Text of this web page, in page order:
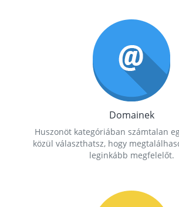
Domainek
Huszonöt kategóriában számtalan
közül választhatsz, hogy
leginkább megfelelőt.